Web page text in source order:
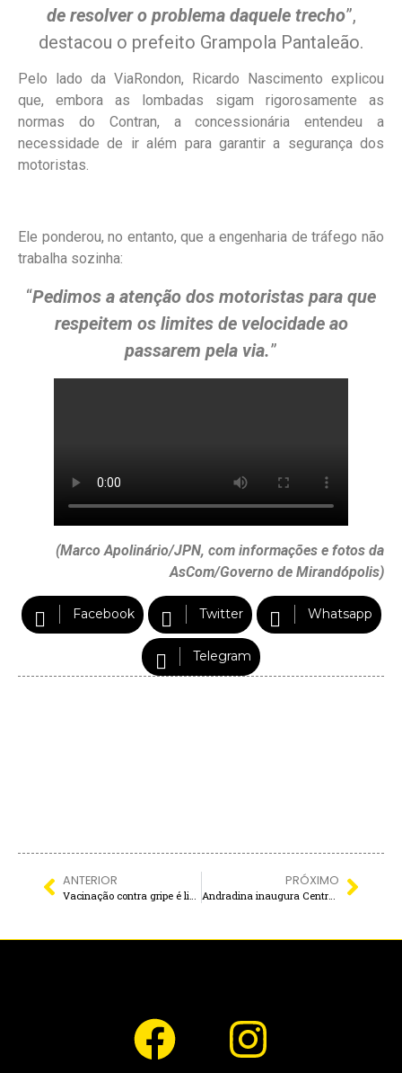
de resolver o problema daquele trecho”,
destacou o prefeito Grampola Pantaleão.
Pelo lado da ViaRondon, Ricardo Nascimento explicou
que, embora as lombadas sigam rigorosamente as
normas do Contran, a concessionária entendeu a
necessidade de ir além para garantir a segurança dos
motoristas.
Ele ponderou, no entanto, que a engenharia de tráfego não
trabalha sozinha:
“Pedimos a atenção dos motoristas para que
respeitem os limites de velocidade ao
passarem pela via.”
(Marco Apolinário/JPN, com informações e fotos da
AsCom/Governo de Mirandópolis)
Facebook Twitter Whatsapp
Telegram
ANTERIOR PRÓXIMO
Andradina inaugura Centro Dia para acolhimento e convivência de idosos